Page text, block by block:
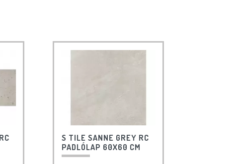
S TILE SANNE GREY RC
PADLÓLAP 60X60 CM